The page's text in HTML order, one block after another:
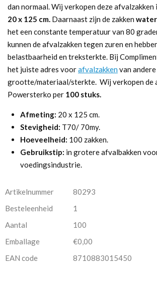
dan normaal. Wij verkopen deze
20 x 125 cm. Daarnaast zijn de zakken
het een constante temperatuur van 80
kunnen de afvalzakken tegen zuren en
belastbaarheid en treksterkte. Bij
het juiste adres voorafvalzakken van andere
grootte/materiaal/sterkte. Wij verkopen de
Powersterko per 100 stuks.
Afmeting: 20 x 125 cm.
Stevigheid: T70/ 70my.
Hoeveelheid: 100 zakken.
Gebruikstip: in grotere afvalbakken
voedingsindustrie.
Artikelnummer
80293
Besteleenheid
1
Aantal
100
Emballage
€0,00
EAN code
8710883015450